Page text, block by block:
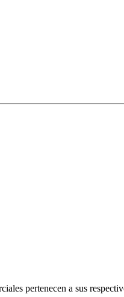
pertenecen a sus